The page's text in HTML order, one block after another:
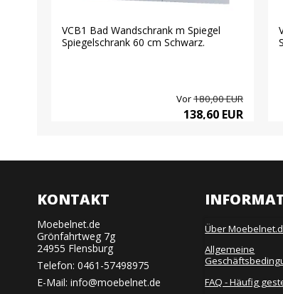
VCB1 Bad Wandschrank m Spiegel
Spiegelschrank 60 cm Schwarz.
Vor180,00 EUR
138,60 EUR
KONTAKT
Moebelnet.de
Grönfahrtweg 7g
24955 Flensburg
Telefon: 0461-57498975
E-Mail: info@moebelnet.de
Über
Allgemeine
FAQ - Häufig